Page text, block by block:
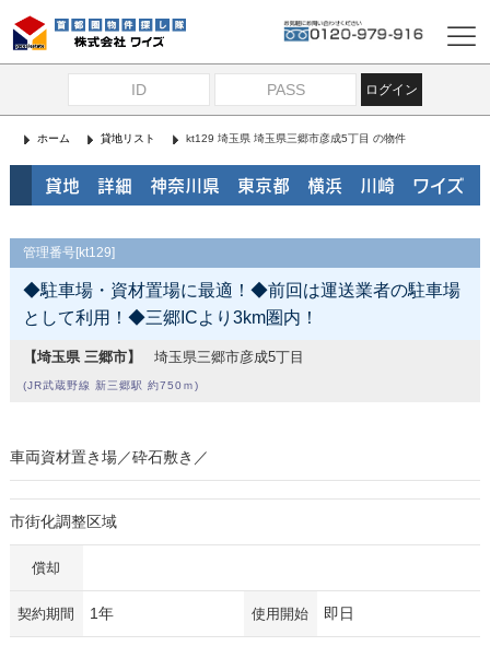
ログイン
ホーム 貸地リスト kt129 埼玉県 埼玉県三郷市彦成5丁目 の物件
貸地 詳細 神奈川県 東京都 横浜 川崎 ワイズ
管理番号[kt129]
◆駐車場・資材置場に最適！◆前回は運送業者の駐車場
として利用！◆三郷ICより3km圏内！
【埼玉県 三郷市】 埼玉県三郷市彦成5丁目
(JR武蔵野線 新三郷駅 約750ｍ)
車両資材置き場／砕石敷き／
市街化調整区域
償却
契約期間 1年 使用開始 即日